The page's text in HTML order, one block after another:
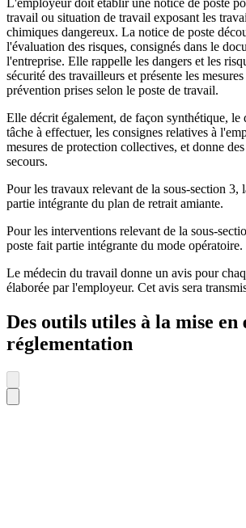
L'employeur doit établir une notice de poste
travail ou situation de travail exposant les
chimiques dangereux. La notice de poste
l'évaluation des risques, consignés dans le
l'entreprise. Elle rappelle les dangers et les
sécurité des travailleurs et présente les
prévention prises selon le poste de travail.
Elle décrit également, de façon synthétique, le
tâche à effectuer, les consignes relatives à
mesures de protection collectives, et donne
secours.
Pour les travaux relevant de la sous-section 3,
partie intégrante du plan de retrait amiante.
Pour les interventions relevant de la sous-
poste fait partie intégrante du mode opératoire.
Le médecin du travail donne un avis pour
élaborée par l'employeur. Cet avis sera
Des outils utiles à la mise
réglementation